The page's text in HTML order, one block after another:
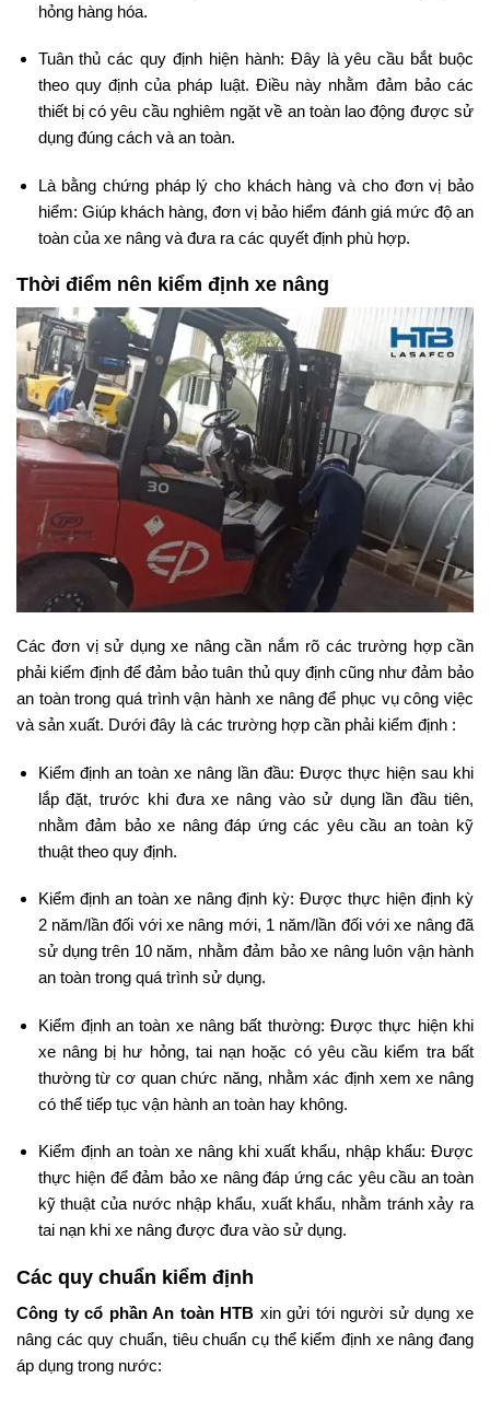
hỏng hàng hóa.
Tuân thủ các quy định hiện hành: Đây là yêu cầu bắt buộc
theo quy định của pháp luật. Điều này nhằm đảm bảo các
thiết bị có yêu cầu nghiêm ngặt về an toàn lao động được sử
dụng đúng cách và an toàn.
Là bằng chứng pháp lý cho khách hàng và cho đơn vị bảo
hiểm: Giúp khách hàng, đơn vị bảo hiểm đánh giá mức độ an
toàn của xe nâng và đưa ra các quyết định phù hợp.
Thời điểm nên kiểm định xe nâng
Các đơn vị sử dụng xe nâng cần nắm rõ các trường hợp cần
phải kiểm định để đảm bảo tuân thủ quy định cũng như đảm bảo
an toàn trong quá trình vận hành xe nâng để phục vụ công việc
và sản xuất. Dưới đây là các trường hợp cần phải kiểm định :
Kiểm định an toàn xe nâng lần đầu: Được thực hiện sau khi
lắp đặt, trước khi đưa xe nâng vào sử dụng lần đầu tiên,
nhằm đảm bảo xe nâng đáp ứng các yêu cầu an toàn kỹ
thuật theo quy định.
Kiểm định an toàn xe nâng định kỳ: Được thực hiện định kỳ
2 năm/lần đối với xe nâng mới, 1 năm/lần đối với xe nâng đã
sử dụng trên 10 năm, nhằm đảm bảo xe nâng luôn vận hành
an toàn trong quá trình sử dụng.
Kiểm định an toàn xe nâng bất thường: Được thực hiện khi
xe nâng bị hư hỏng, tai nạn hoặc có yêu cầu kiểm tra bất
thường từ cơ quan chức năng, nhằm xác định xem xe nâng
có thể tiếp tục vận hành an toàn hay không.
Kiểm định an toàn xe nâng khi xuất khẩu, nhập khẩu: Được
thực hiện để đảm bảo xe nâng đáp ứng các yêu cầu an toàn
kỹ thuật của nước nhập khẩu, xuất khẩu, nhằm tránh xảy ra
tai nạn khi xe nâng được đưa vào sử dụng.
Các quy chuẩn kiểm định
Công ty cổ phần An toàn HTB xin gửi tới người sử dụng xe
nâng các quy chuẩn, tiêu chuẩn cụ thể kiểm định xe nâng đang
áp dụng trong nước: